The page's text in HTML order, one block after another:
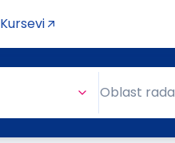
Kursevi
Oblast rada